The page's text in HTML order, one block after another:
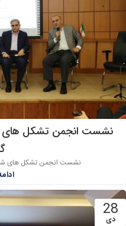
نشست انجمن تشکل های
نشست انجمن تشکل های
28
دی